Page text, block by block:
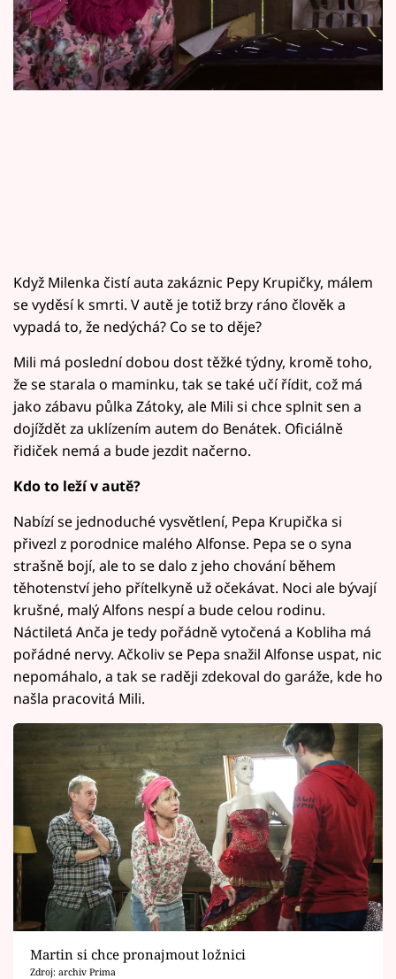
Sledujte prima+
Filmový festival Karlovy Vary
Sledujte nás
Když Milenka čistí auta zakáznic Pepy Krupičky, málem
se vyděsí k smrti. V autě je totiž brzy ráno člověk a
vypadá to, že nedýchá? Co se to děje?
Mili má poslední dobou dost těžké týdny, kromě toho,
že se starala o maminku, tak se také učí řídit, což má
jako zábavu půlka Zátoky, ale Mili si chce splnit sen a
dojíždět za uklízením autem do Benátek. Oficiálně
řidiček nemá a bude jezdit načerno.
Kdo to leží v autě?
Nabízí se jednoduché vysvětlení, Pepa Krupička si
přivezl z porodnice malého Alfonse. Pepa se o syna
strašně bojí, ale to se dalo z jeho chování během
těhotenství jeho přítelkyně už očekávat. Noci ale bývají
krušné, malý Alfons nespí a bude celou rodinu.
Náctiletá Anča je tedy pořádně vytočená a Kobliha má
pořádné nervy. Ačkoliv se Pepa snažil Alfonse uspat, nic
nepomáhalo, a tak se raději zdekoval do garáže, kde ho
našla pracovitá Mili.
Martin si chce pronajmout ložnici
Zdroj: archiv Prima